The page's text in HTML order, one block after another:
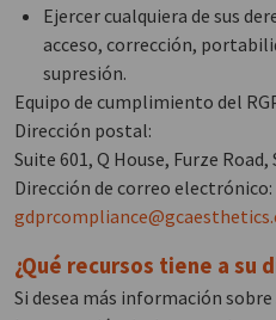
Ejercer cualquiera de sus
acceso, corrección,
supresión.
Equipo de cumplimiento del
Dirección postal:
Suite 601, Q House, Furze
Dirección de correo electrónico:
¿Qué recursos tiene a su
Si desea más información